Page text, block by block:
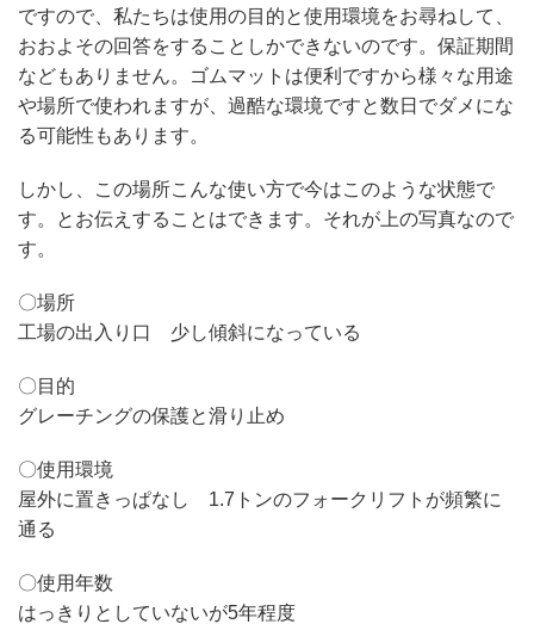
ですので、私たちは使用の目的と使用環境をお尋ねして、
おおよその回答をすることしかできないのです。保証期間
などもありません。ゴムマットは便利ですから様々な用途
や場所で使われますが、過酷な環境ですと数日でダメにな
る可能性もあります。
しかし、この場所こんな使い方で今はこのような状態で
す。とお伝えすることはできます。それが上の写真なので
す。
〇場所
工場の出入り口 少し傾斜になっている
〇目的
グレーチングの保護と滑り止め
〇使用環境
屋外に置きっぱなし 1.7トンのフォークリフトが頻繁に
通る
〇使用年数
はっきりとしていないが5年程度